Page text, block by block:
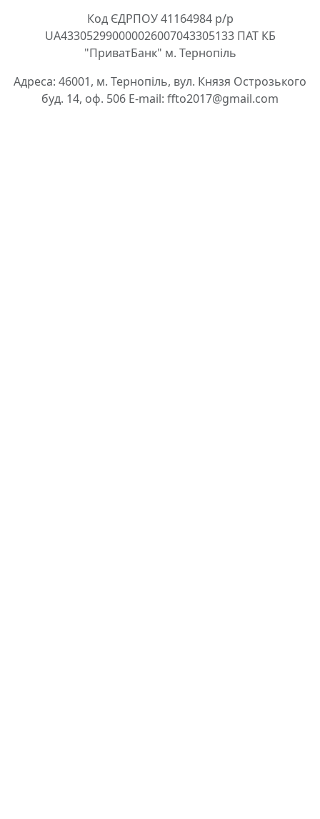
Код ЄДРПОУ 41164984 р/р
UA433052990000026007043305133 ПАТ КБ
"ПриватБанк" м. Тернопіль
Адреса: 46001, м. Тернопіль, вул. Князя Острозького
буд. 14, оф. 506 E-mail: ffto2017@gmail.com